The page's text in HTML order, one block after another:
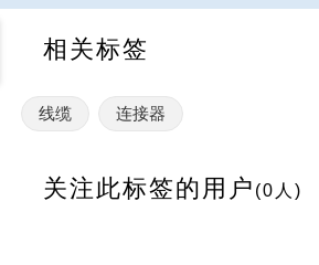
相关标签
线缆 连接器
关注此标签的用户 (0人)